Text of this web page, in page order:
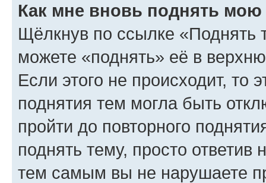
Как мне вновь поднять мою
Щёлкнув по ссылке «Поднять
можете «поднять» её в
Если этого не происходит, то
поднятия тем могла быть
пройти до повторного
поднять тему, просто ответив
тем самым вы не нарушаете